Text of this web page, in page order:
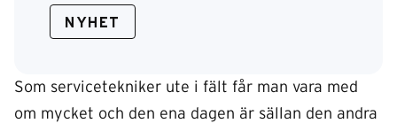
NYHET
Som servicetekniker ute i fält får man vara med
om mycket och den ena dagen är sällan den andra